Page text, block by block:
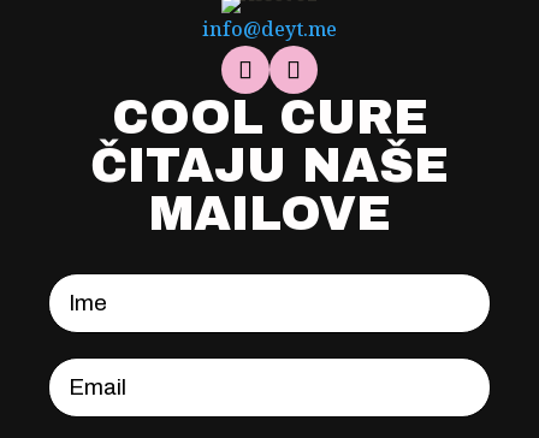
info@deyt.me
COOL CURE
ČITAJU NAŠE
MAILOVE
Ime
Email